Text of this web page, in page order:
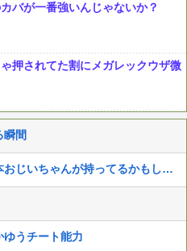
バが一番強いんじゃないか？
押されてた割にメガレックウザ微
瞬間
両津勘吉(2026)「こち亀の初版本おじいちゃんが持ってるかもしれないよ！内容は変わらないからね！」
ゆうチート能力